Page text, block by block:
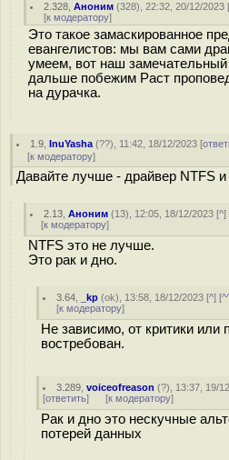
2.328 ,Аноним (328), 22:32, 20/12/2023
[к модератору]
Это такое замаскированное
евангелистов: мы вам сами
умеем, вот наш
дальше побежим Раст
на дурачка.
1.9 ,InuYasha (??), 11:42, 18/12/2023 [
[к модератору]
Давайте лучше - драйвер NTFS
2.13 ,Аноним (13), 12:05, 18/12/2023 [^]
[к модератору]
NTFS это не лучше.
Это рак и дно.
3.64 _kp (ok), 13:58, 18/12/2023 [^] [
[к модератору]
Не зависимо, от критики или
востребован.
3.289 ,voiceofreason (?), 13:37, 19/
[ответить] [к модератору]
Рак и дно это нескучные
потерей данных